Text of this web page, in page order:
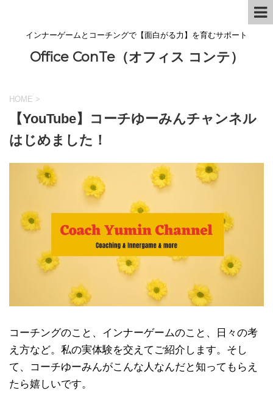
インナーゲームとコーチングで【面白がる力】を育むサポート
Office ConTe（オフィス コンテ）
HOME >
【YouTube】コーチゆーみんチャンネル
はじめました！
コーチングのこと、インナーゲームのこと、日々の考
え方など。私の実体験を交えてご紹介します。そし
て、コーチゆーみんがこんな人なんだと知ってもらえ
たら嬉しいです。